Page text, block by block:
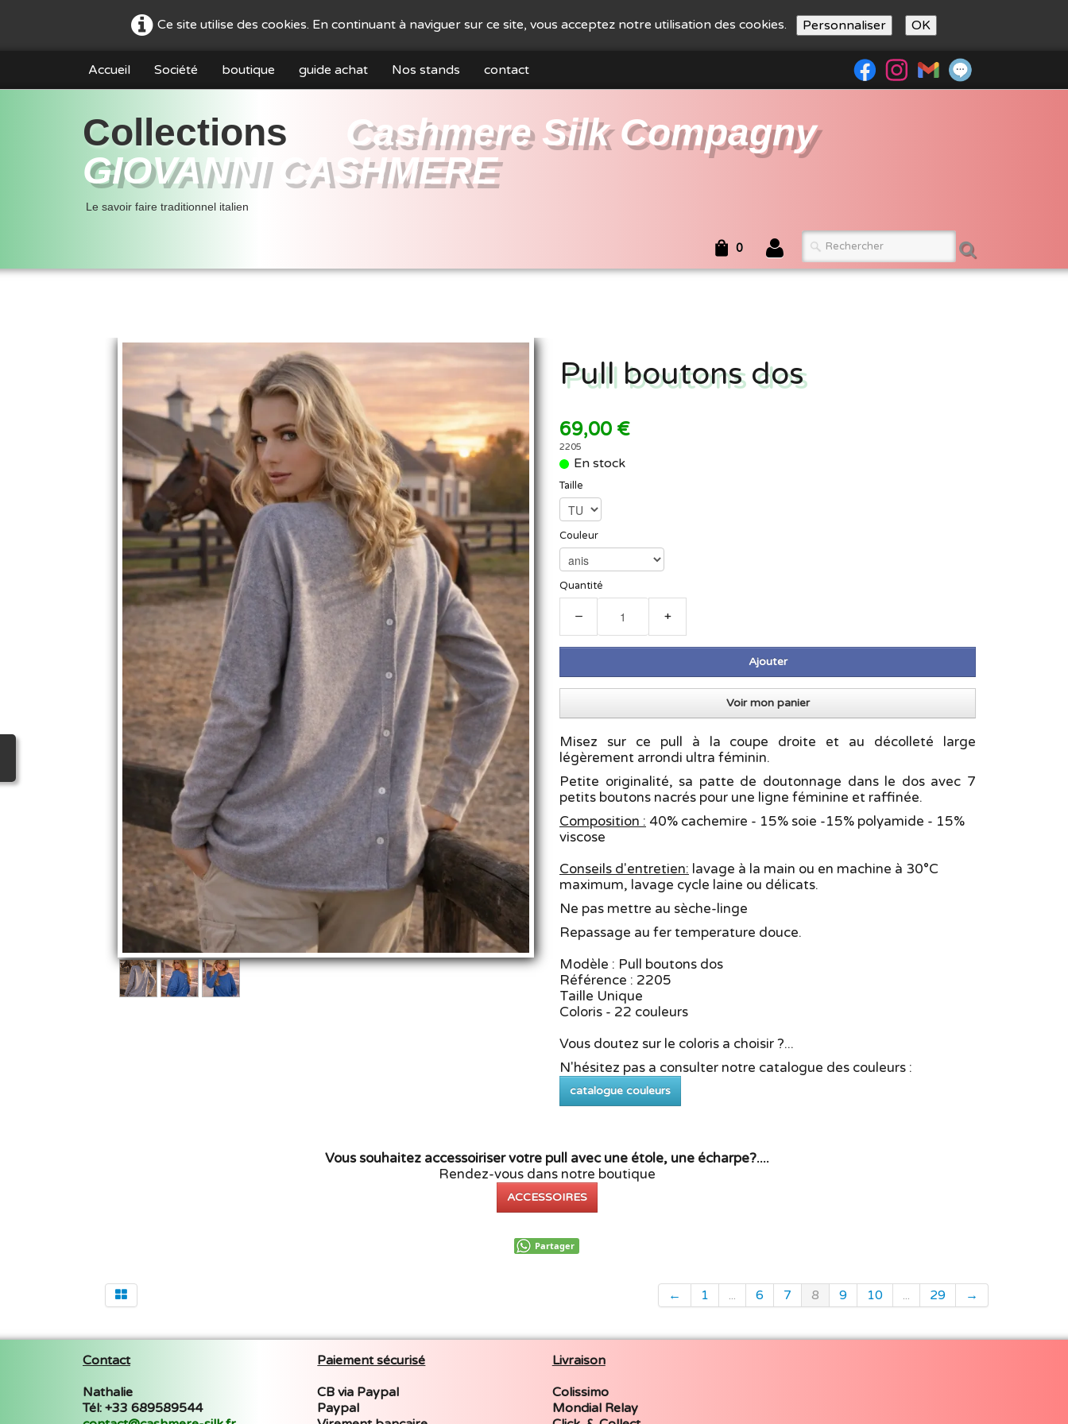
Ce site utilise des cookies. En continuant à naviguer sur ce site, vous acceptez notre utilisation des cookies. Personnaliser OK
Accueil Société boutique guide achat Nos stands contact
Collections
Cashmere Silk Compagny
GIOVANNI CASHMERE
Le savoir faire traditionnel italien
0
Pull boutons dos
69,00 €
2205
En stock
Taille
Couleur
Quantité
− +
Ajouter
Voir mon panier
Misez sur ce pull à la coupe droite et au décolleté large
légèrement arrondi ultra féminin.
Petite originalité, sa patte de doutonnage dans le dos avec 7
petits boutons nacrés pour une ligne féminine et raffinée.
Composition : 40% cachemire - 15% soie -15% polyamide - 15%
viscose
Conseils d'entretien: lavage à la main ou en machine à 30°C
maximum, lavage cycle laine ou délicats.
Ne pas mettre au sèche-linge
Repassage au fer temperature douce.
Modèle : Pull boutons dos
Référence : 2205
Taille Unique
Coloris - 22 couleurs
Vous doutez sur le coloris a choisir ?...
N'hésitez pas a consulter notre catalogue des couleurs :
catalogue couleurs
Vous souhaitez accessoiriser votre pull avec une étole, une écharpe?....
Rendez-vous dans notre boutique
ACCESSOIRES
Partager
← 1 ... 6 7 8 9 10 ... 29 →
Contact
Nathalie
Tél: +33 689589544
Paiement sécurisé
CB via Paypal
Paypal
Livraison
Colissimo
Mondial Relay